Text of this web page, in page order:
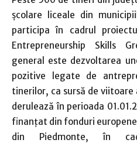
școlare liceale din
participa în cadrul
Entrepreneurship Skills
general este dezvoltarea
pozitive legate de
tinerilor, ca sursă de
derulează în perioada
finanțat din fonduri
din Piedmonte, în